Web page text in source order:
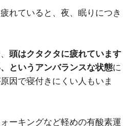
れていると、夜、眠りにつき
頭はクタクタに疲れています
というアンバランスな状態に
因で寝付きにくい人もいま
ーキングなど軽めの有酸素運